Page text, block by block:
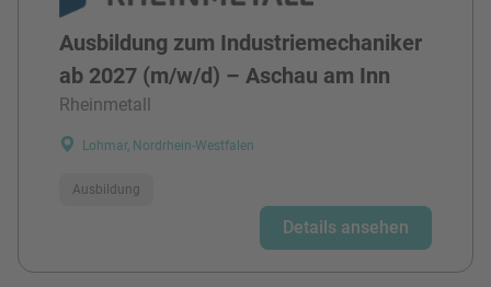
Ausbildung zum Industriemechaniker
ab 2027 (m/w/d) – Aschau am Inn
Rheinmetall
Lohmar, Nordrhein-Westfalen
Ausbildung
Details ansehen